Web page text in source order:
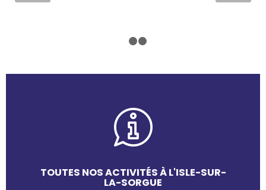
TOUTES NOS ACTIVITÉS À L'ISLE-SUR-
LA-SORGUE